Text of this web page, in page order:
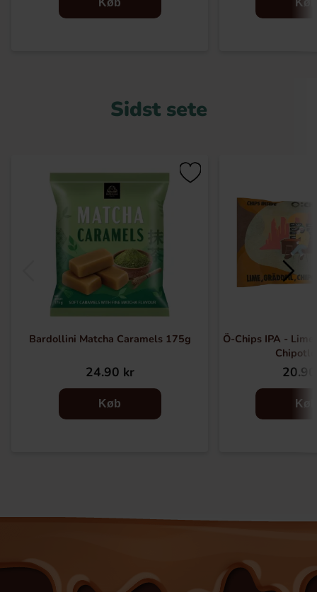
Køb Køb
Sidst sete
Bardollini Matcha Caramels 175g
24.90 kr
Køb
Ö-Chips IPA -
Køb